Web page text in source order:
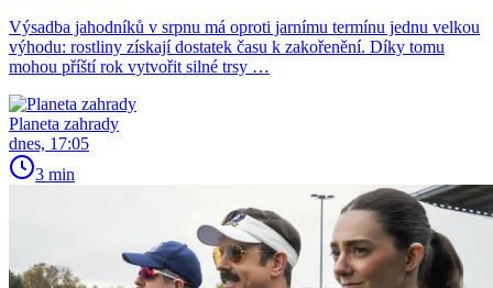
Výsadba jahodníků v srpnu má oproti jarnímu termínu jednu velkou
výhodu: rostliny získají dostatek času k zakořenění. Díky tomu
mohou příští rok vytvořit silné trsy …
Planeta zahrady
dnes, 17:05
3 min